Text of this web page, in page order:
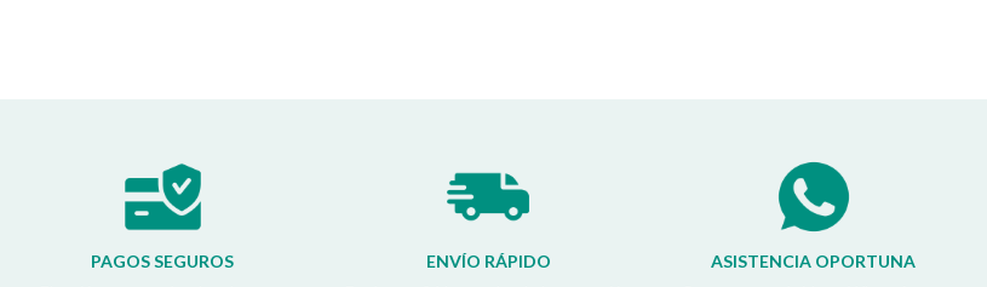
PAGOS SEGUROS
ENVÍO RÁPIDO
ASISTENCIA OPORTUNA